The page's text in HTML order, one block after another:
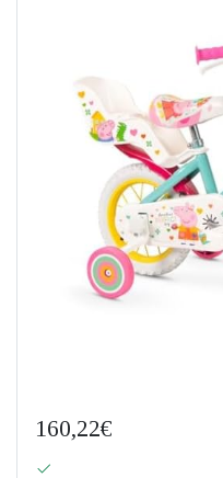
160,22€